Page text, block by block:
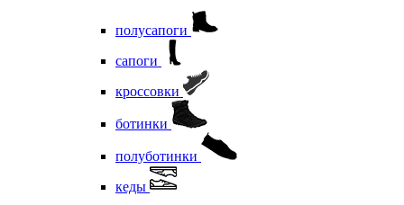
полусапоги
сапоги
кроссовки
ботинки
полуботинки
кеды